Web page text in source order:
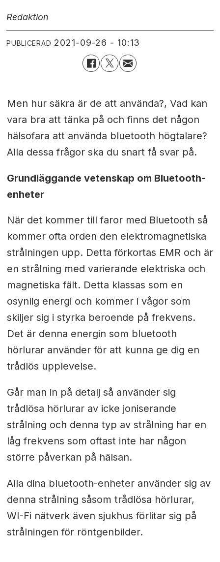
Redaktion
PUBLICERAD 2021-09-26 - 10:13
Men hur säkra är de att använda?, Vad kan
vara bra att tänka på och finns det någon
hälsofara att använda bluetooth högtalare?
Alla dessa frågor ska du snart få svar på.
Grundläggande vetenskap om Bluetooth-
enheter
När det kommer till faror med Bluetooth så
kommer ofta orden den elektromagnetiska
strålningen upp. Detta förkortas EMR och är
en strålning med varierande elektriska och
magnetiska fält. Detta klassas som en
osynlig energi och kommer i vågor som
skiljer sig i styrka beroende på frekvens.
Det är denna energin som bluetooth
hörlurar använder för att kunna ge dig en
trådlös upplevelse.
Går man in på detalj så använder sig
trådlösa hörlurar av icke joniserande
strålning och denna typ av strålning har en
låg frekvens som oftast inte har någon
större påverkan på hälsan.
Alla dina bluetooth-enheter använder sig av
denna strålning såsom trådlösa hörlurar,
WI-Fi nätverk även sjukhus förlitar sig på
strålningen för röntgenbilder.